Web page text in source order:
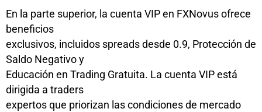
En la parte superior, la cuenta VIP en FXNovus ofrece
beneficios
exclusivos, incluidos spreads desde 0.9, Protección de
Saldo Negativo y
Educación en Trading Gratuita. La cuenta VIP está
dirigida a traders
expertos que priorizan las condiciones de mercado